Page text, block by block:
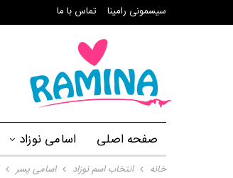
سیسمونی رامینا تماس با ما
صفحه اصلی اسامی نوزاد
خانه انتخاب اسم نوزاد اسامی پسر